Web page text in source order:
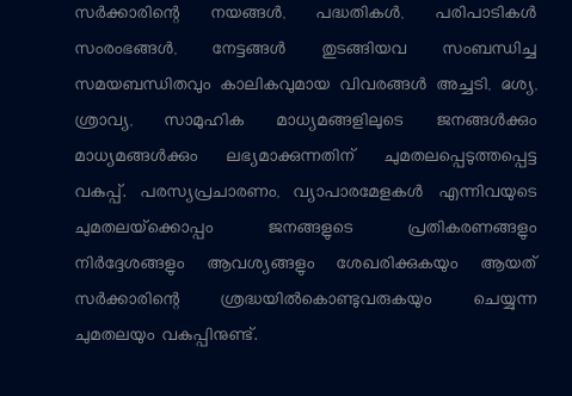
സര്‍ക്കാരിന്റെ നയങ്ങള്‍, പദ്ധതികള്‍, പരിപാടികള്‍
സംരംഭങ്ങള്‍, നേട്ടങ്ങള്‍ തുടങ്ങിയവ സംബന്ധിച്ച
സമയബന്ധിതവും കാലികവുമായ വിവരങ്ങള്‍ അച്ചടി, ദൃശ്യ,
ശ്രാവ്യ, സാമൂഹിക മാധ്യമങ്ങളിലൂടെ ജനങ്ങള്‍ക്കും
മാധ്യമങ്ങള്‍ക്കും ലഭ്യമാക്കുന്നതിന് ചുമതലപ്പെടുത്തപ്പെട്ട
വകുപ്പ്. പരസ്യപ്രചാരണം, വ്യാപാരമേളകള്‍ എന്നിവയുടെ
ചുമതലയ്‌ക്കൊപ്പം ജനങ്ങളുടെ പ്രതികരണങ്ങളും
നിര്‍ദ്ദേശങ്ങളും ആവശ്യങ്ങളും ശേഖരിക്കുകയും ആയത്
സര്‍ക്കാരിന്റെ ശ്രദ്ധയില്‍കൊണ്ടുവരുകയും ചെയ്യുന്ന
ചുമതലയും വകുപ്പിനുണ്ട്.